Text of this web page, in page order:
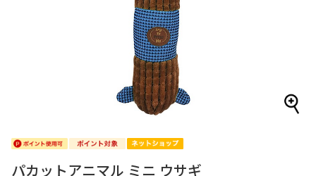
パカットアニマル ミニ ウサギ